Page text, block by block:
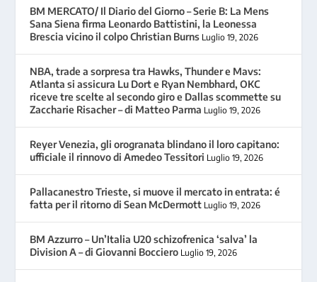
BM MERCATO/ Il Diario del Giorno – Serie B: La Mens
Sana Siena firma Leonardo Battistini, la Leonessa
Brescia vicino il colpo Christian Burns Luglio 19, 2026
NBA, trade a sorpresa tra Hawks, Thunder e Mavs:
Atlanta si assicura Lu Dort e Ryan Nembhard, OKC
riceve tre scelte al secondo giro e Dallas scommette su
Zaccharie Risacher – di Matteo Parma Luglio 19, 2026
Reyer Venezia, gli orogranata blindano il loro capitano:
ufficiale il rinnovo di Amedeo Tessitori Luglio 19, 2026
Pallacanestro Trieste, si muove il mercato in entrata: é
fatta per il ritorno di Sean McDermott Luglio 19, 2026
BM Azzurro – Un’Italia U20 schizofrenica ‘salva’ la
Division A – di Giovanni Bocciero Luglio 19, 2026